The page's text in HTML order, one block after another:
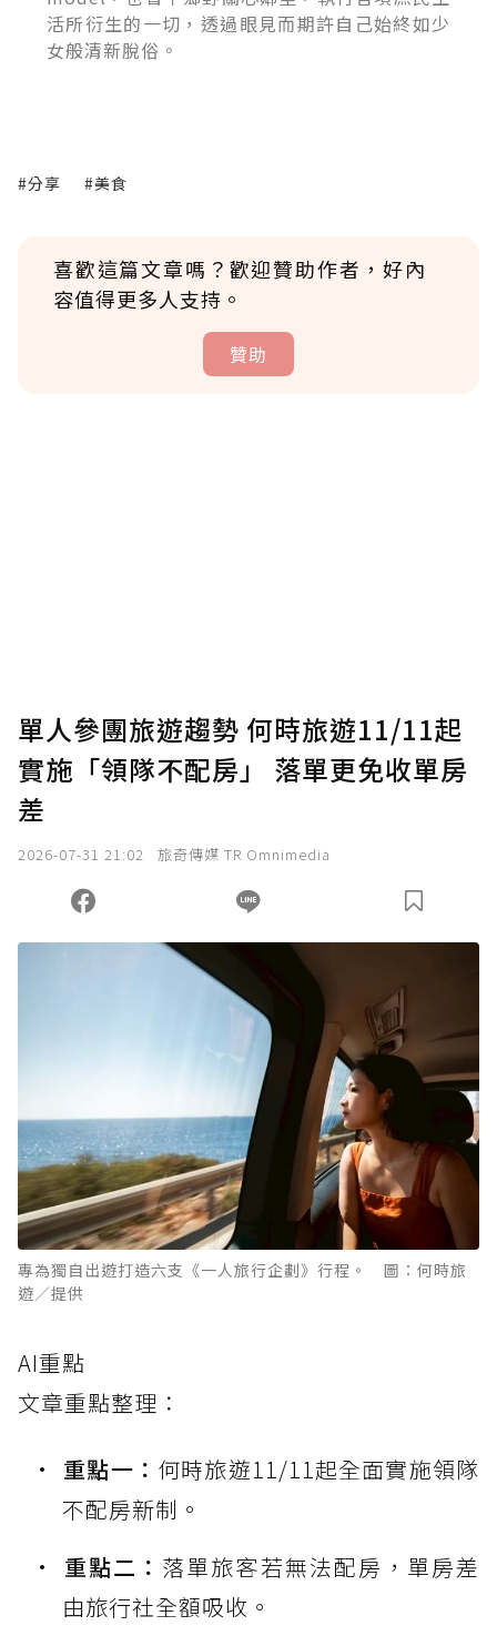
活所衍生的一切，透過眼見而期許自己始終如少
女般清新脫俗。
#分享 #美食
喜歡這篇文章嗎？歡迎贊助作者，好內
容值得更多人支持。
贊助
確認送出
您當前剩餘 U 利點數：0點；前往 購買點數
單人參團旅遊趨勢 何時旅遊11/11起
實施「領隊不配房」 落單更免收單房
差
2026-07-31 21:02 旅奇傳媒 TR Omnimedia
專為獨自出遊打造六支《一人旅行企劃》行程。 圖：何時旅
遊／提供
AI重點
文章重點整理：
重點一： 何時旅遊11/11起全面實施領隊
不配房新制。
重點二： 落單旅客若無法配房，單房差
由旅行社全額吸收。